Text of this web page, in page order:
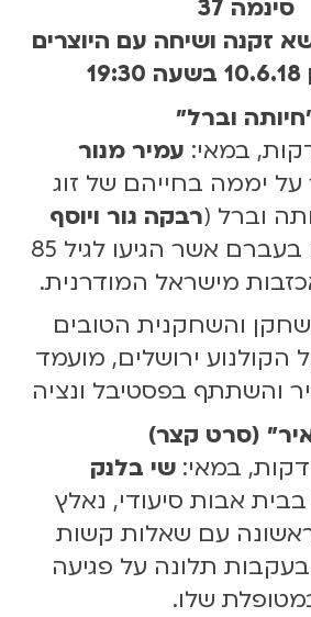
סינמה 37
זקנה ושיחה עם היוצרים
וברל״
עמיר מנור
יממה בחייהם של זוג
וברל (רבקה גור ויוסף
), חלוצים בעברם אשר הגיעו לגיל 85
מישראל המודרנית.
והשחקנית הטובים
הקולנוע ירושלים, מועמד
והשתתף בפסטיבל ונציה
(סרט קצר)
שי בלנק
אבות סיעודי, נאלץ
עם שאלות קשות
תלונה על פגיעה
שלו.